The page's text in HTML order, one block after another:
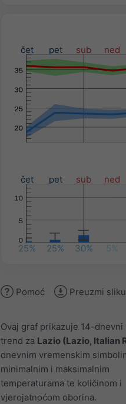
čet pet sub ned
čet pet sub ned
25% 25% 30% 5%
Pomoć Preuzmi sliku
Ovaj graf prikazuje 14-
trend za Lazio (Lazio, Italian
dnevnim vremenskim
minimalnim i maksimalnim
temperaturama te količinom i
vjerojatnoćom oborina.